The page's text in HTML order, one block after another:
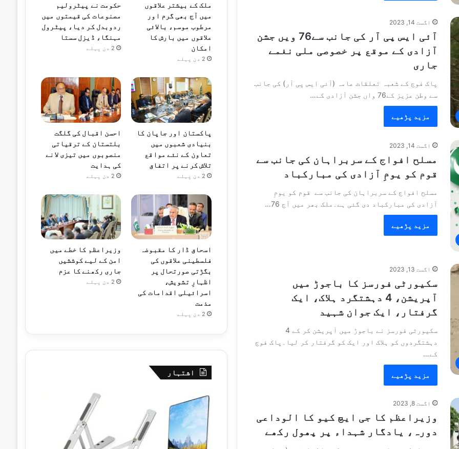
اگست 14, 2023
آئی ایس پی آر کی جانب سے76 ویں جشن
آزادی کے موقع پر خصوصی ملی نغمے
جاری
پاک فوج کے شعبہ تعلقات عامہ (آئی ایس پی آر) کی جانب
سے وطن عزیز کے76 واں جشن آزادی کے…
مزید پڑھیے
اگست 14, 2023
مسلح افواج کے سربراہان کی جانب سے
قوم کو یومِ آزادی کی مبارکباد
مسلح افواج کے سربراہان کی جانب سے قوم کو یومِ
آزادی کی مبارکباد دی گئی ہے۔ملک بھر میں آج 76…
مزید پڑھیے
اگست 13, 2023
سکیورٹی فورسز کا باجوڑ میں
آپریشن، 4 دہشتگرد ہلاک، ایک
گرفتار، ایک جوان شہید
سکیورٹی فورسز نے باجوڑ میں آپریشن کر کے 4
دہشتگردوں کو ہلاک اور ایک کو گرفتار کر لیا۔پاک فوج
کے…
مزید پڑھیے
اگست 8, 2023
وزیراعظم کا جی ایچ کیو کا الوداعی
دورہ، یادگار شہداء پر پھول رکھے
ملک کے بیشتر علاقوں
میں آج بھی گرم اور
مرطوب موسم، بالائی
علاقوں میں بارش کا
امکان
2 دن پہلے
حکومت نے پیٹرولیم
مصنوعات کی قیمتوں میں
ردوبدل کر دیا، پیٹرول
مہنگا، ڈیزل سستا
2 دن پہلے
پاکستان اور جاپان کا
بنیادی شعبوں میں
تعاون کے نئے مواقع
تلاش کرنے پر اتفاق
2 دن پہلے
احسن اقبال کی گلگت
بلتستان کے ترقیاتی
منصوبوں میں تیزی لانے
کی ہدایت
2 دن پہلے
اسحاق ڈار کا مقبوضہ
فلسطینی علاقوں کی
بگڑتی صورتحال پر
اظہارِ تشویش،
اسرائیلی اقدامات کی
مذمت
2 دن پہلے
وزیراعظم کا خطے میں
امن کے لیے کوششیں
جاری رکھنے کا عزم
2 دن پہلے
اشتہار